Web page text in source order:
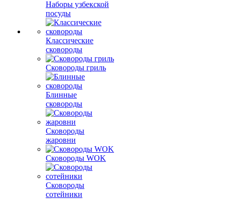
Наборы узбекской
посуды
Классические
сковороды
Сковороды гриль
Блинные
сковороды
Сковороды
жаровни
Сковороды WOK
Сковороды
сотейники